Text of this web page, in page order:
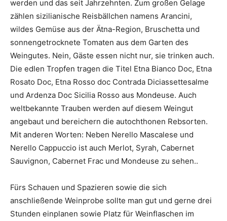
werden und das seit Jahrzehnten. Zum großen Gelage
zählen sizilianische Reisbällchen namens Arancini,
wildes Gemüse aus der Ätna-Region, Bruschetta und
sonnengetrocknete Tomaten aus dem Garten des
Weingutes. Nein, Gäste essen nicht nur, sie trinken auch.
Die edlen Tropfen tragen die Titel Etna Bianco Doc, Etna
Rosato Doc, Etna Rosso doc Contrada Diciassettesalme
und Ardenza Doc Sicilia Rosso aus Mondeuse. Auch
weltbekannte Trauben werden auf diesem Weingut
angebaut und bereichern die autochthonen Rebsorten.
Mit anderen Worten: Neben Nerello Mascalese und
Nerello Cappuccio ist auch Merlot, Syrah, Cabernet
Sauvignon, Cabernet Frac und Mondeuse zu sehen..
Fürs Schauen und Spazieren sowie die sich
anschließende Weinprobe sollte man gut und gerne drei
Stunden einplanen sowie Platz für Weinflaschen im